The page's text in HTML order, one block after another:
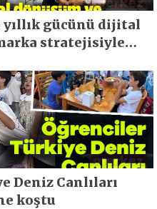
gücünü dijital
stratejisiyle
Deniz Canlıları
koştu